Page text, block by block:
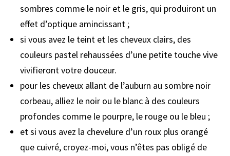
sombres comme le noir et le gris, qui produiront un
effet d’optique amincissant ;
si vous avez le teint et les cheveux clairs, des
couleurs pastel rehaussées d’une petite touche vive
vivifieront votre douceur.
pour les cheveux allant de l’auburn au sombre noir
corbeau, alliez le noir ou le blanc à des couleurs
profondes comme le pourpre, le rouge ou le bleu ;
et si vous avez la chevelure d’un roux plus orangé
que cuivré, croyez-moi, vous n’êtes pas obligé de